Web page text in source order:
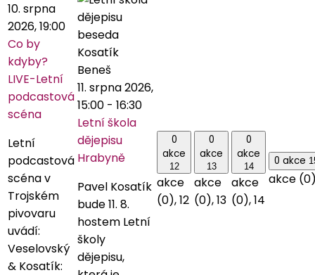
10. srpna
2026, 19:00
Co by
kdyby?
LIVE-Letní
podcastová
scéna
Letní
podcastová
scéna v
Trojském
pivovaru
uvádí:
Veselovský
& Kosatík:
11. srpna 2026,
15:00 - 16:30
Letní škola
dějepisu
Hrabyně
Pavel Kosatík
bude 11. 8.
hostem Letní
školy
dějepisu,
0
akce
12
akce
(0),12
0
akce
13
akce
(0),13
0
akce
14
akce
(0),14
0 akce
akce